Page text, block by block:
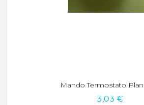
Mando Termostato
3,03 €